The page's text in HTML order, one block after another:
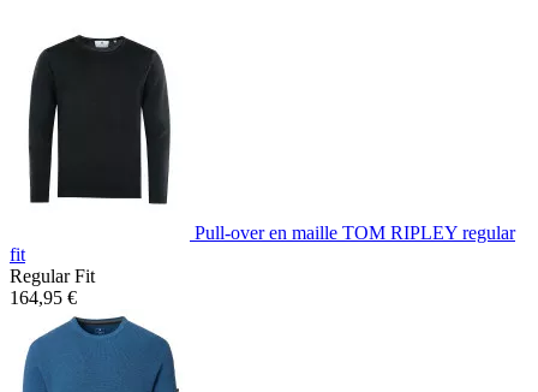
Pull-over en maille TOM RIPLEY regular
fit
Regular Fit
164,95 €